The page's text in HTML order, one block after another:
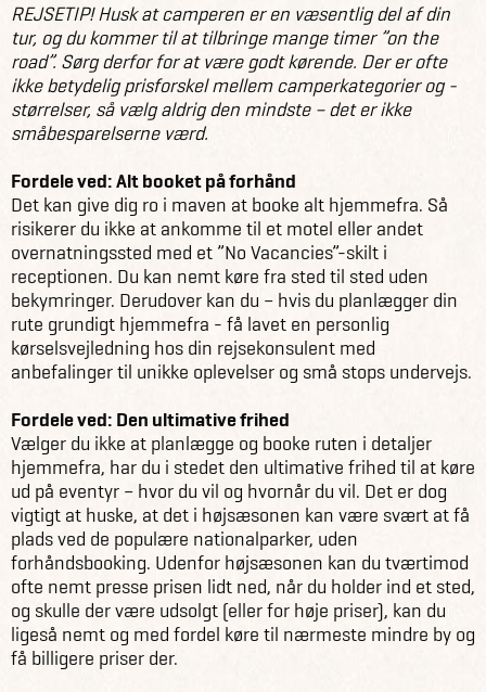
REJSETIP! Husk at camperen er en væsentlig del af din
tur, og du kommer til at tilbringe mange timer ”on the
road”. Sørg derfor for at være godt kørende. Der er ofte
ikke betydelig prisforskel mellem camperkategorier og -
størrelser, så vælg aldrig den mindste – det er ikke
småbesparelserne værd.
Fordele ved: Alt booket på forhånd
Det kan give dig ro i maven at booke alt hjemmefra. Så
risikerer du ikke at ankomme til et motel eller andet
overnatningssted med et ”No Vacancies”-skilt i
receptionen. Du kan nemt køre fra sted til sted uden
bekymringer. Derudover kan du – hvis du planlægger din
rute grundigt hjemmefra - få lavet en personlig
kørselsvejledning hos din rejsekonsulent med
anbefalinger til unikke oplevelser og små stops undervejs.
Fordele ved: Den ultimative frihed
Vælger du ikke at planlægge og booke ruten i detaljer
hjemmefra, har du i stedet den ultimative frihed til at køre
ud på eventyr – hvor du vil og hvornår du vil. Det er dog
vigtigt at huske, at det i højsæsonen kan være svært at få
plads ved de populære nationalparker, uden
forhåndsbooking. Udenfor højsæsonen kan du tværtimod
ofte nemt presse prisen lidt ned, når du holder ind et sted,
og skulle der være udsolgt (eller for høje priser), kan du
ligeså nemt og med fordel køre til nærmeste mindre by og
få billigere priser der.